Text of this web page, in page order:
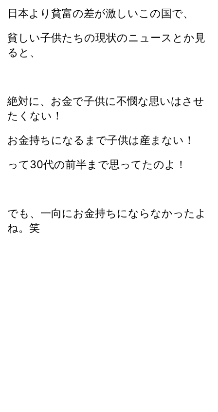
日本より貧富の差が激しいこの国で、
貧しい子供たちの現状のニュースとか見
ると、
絶対に、お金で子供に不憫な思いはさせ
たくない！
お金持ちになるまで子供は産まない！
って30代の前半まで思ってたのよ！
でも、一向にお金持ちにならなかったよ
ね。笑